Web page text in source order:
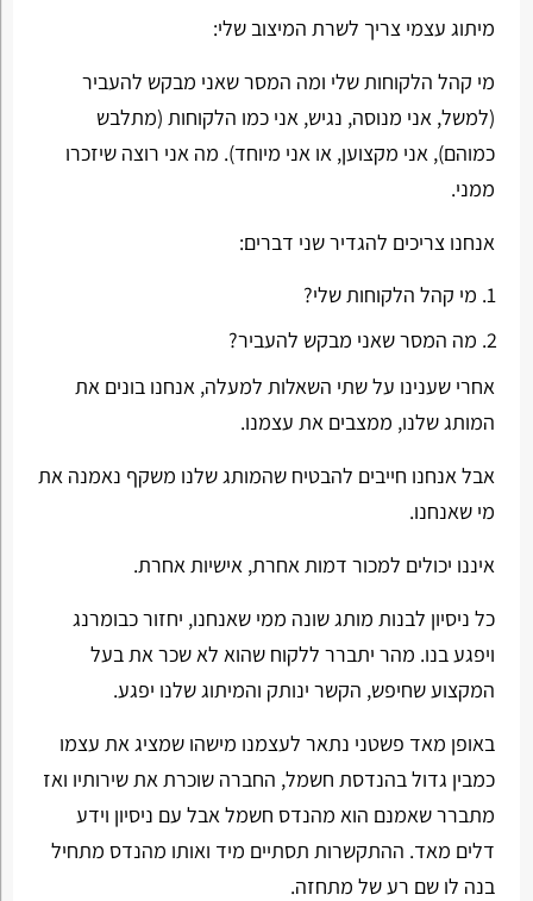
מיתוג עצמי צריך לשרת המיצוב שלי:
מי קהל הלקוחות שלי ומה המסר שאני מבקש להעביר
(למשל, אני מנוסה, נגיש, אני כמו הלקוחות (מתלבש
כמוהם), אני מקצוען, או אני מיוחד). מה אני רוצה שיזכרו
ממני.
אנחנו צריכים להגדיר שני דברים:
מי קהל הלקוחות שלי?
מה המסר שאני מבקש להעביר?
אחרי שענינו על שתי השאלות למעלה, אנחנו בונים את
המותג שלנו, ממצבים את עצמנו.
אבל אנחנו חייבים להבטיח שהמותג שלנו משקף נאמנה את
מי שאנחנו.
איננו יכולים למכור דמות אחרת, אישיות אחרת.
כל ניסיון לבנות מותג שונה ממי שאנחנו, יחזור כבומרנג
ויפגע בנו. מהר יתברר ללקוח שהוא לא שכר את בעל
המקצוע שחיפש, הקשר ינותק והמיתוג שלנו יפגע.
באופן מאד פשטני נתאר לעצמנו מישהו שמציג את עצמו
כמבין גדול בהנדסת חשמל, החברה שוכרת את שירותיו ואז
מתברר שאמנם הוא מהנדס חשמל אבל עם ניסיון וידע
דלים מאד. ההתקשרות תסתיים מיד ואותו מהנדס מתחיל
בנה לו שם רע של מתחזה.